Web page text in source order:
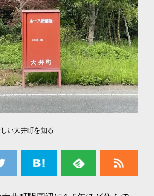
い大井町を知る